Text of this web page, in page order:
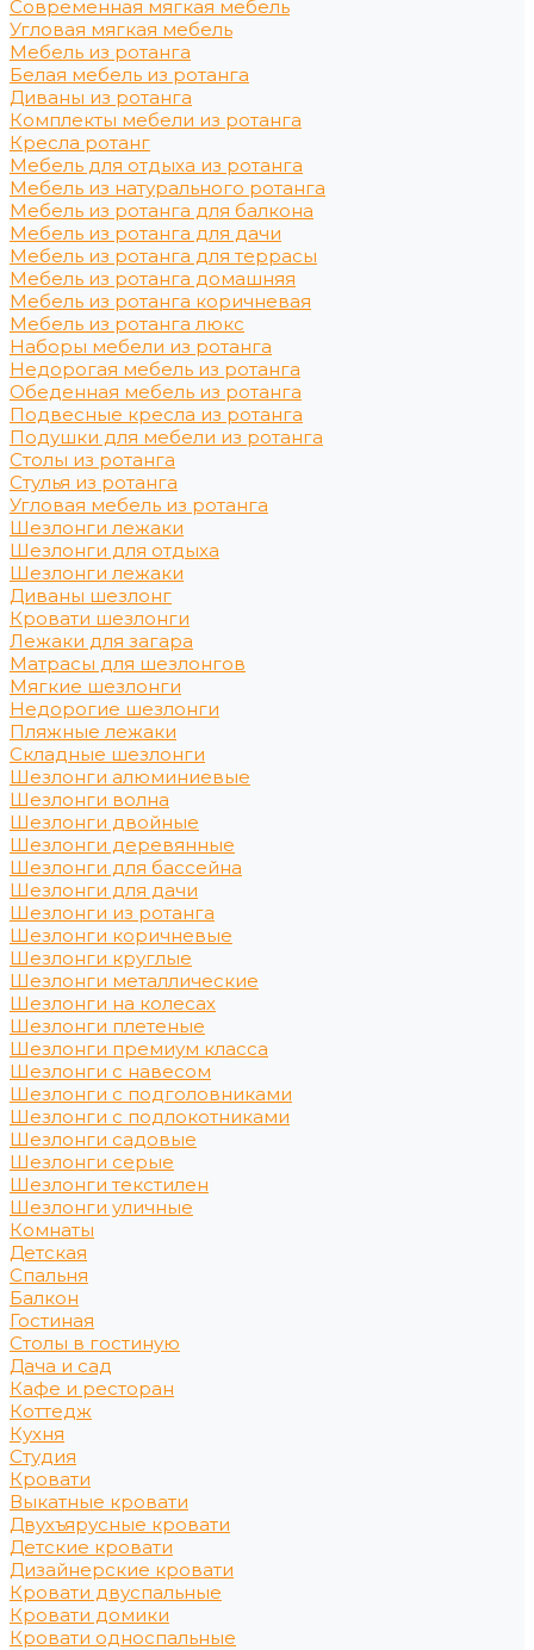
Современная мягкая мебель
Угловая мягкая мебель
Мебель из ротанга
Белая мебель из ротанга
Диваны из ротанга
Комплекты мебели из ротанга
Кресла ротанг
Мебель для отдыха из ротанга
Мебель из натурального ротанга
Мебель из ротанга для балкона
Мебель из ротанга для дачи
Мебель из ротанга для террасы
Мебель из ротанга домашняя
Мебель из ротанга коричневая
Мебель из ротанга люкс
Наборы мебели из ротанга
Недорогая мебель из ротанга
Обеденная мебель из ротанга
Подвесные кресла из ротанга
Подушки для мебели из ротанга
Столы из ротанга
Стулья из ротанга
Угловая мебель из ротанга
Шезлонги лежаки
Шезлонги для отдыха
Шезлонги лежаки
Диваны шезлонг
Кровати шезлонги
Лежаки для загара
Матрасы для шезлонгов
Мягкие шезлонги
Недорогие шезлонги
Пляжные лежаки
Складные шезлонги
Шезлонги алюминиевые
Шезлонги волна
Шезлонги двойные
Шезлонги деревянные
Шезлонги для бассейна
Шезлонги для дачи
Шезлонги из ротанга
Шезлонги коричневые
Шезлонги круглые
Шезлонги металлические
Шезлонги на колесах
Шезлонги плетеные
Шезлонги премиум класса
Шезлонги с навесом
Шезлонги с подголовниками
Шезлонги с подлокотниками
Шезлонги садовые
Шезлонги серые
Шезлонги текстилен
Шезлонги уличные
Комнаты
Детская
Спальня
Балкон
Гостиная
Столы в гостиную
Дача и сад
Кафе и ресторан
Коттедж
Кухня
Студия
Кровати
Выкатные кровати
Двухъярусные кровати
Детские кровати
Дизайнерские кровати
Кровати двуспальные
Кровати домики
Кровати односпальные